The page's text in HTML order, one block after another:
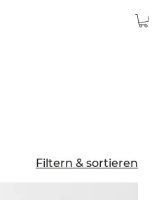
Filtern & sortieren